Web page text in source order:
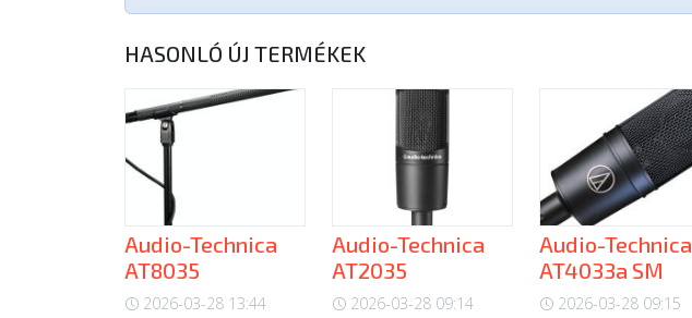
HASONLÓ ÚJ TERMÉKEK
Audio-Technica
AT8035
2026-03-28 13:44
Audio-Technica
AT2035
2026-03-28 09:14
Audio-Technica
AT4033a SM
2026-03-28 09:15